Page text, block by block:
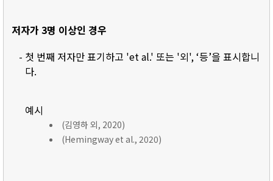
저자가 3명 이상인 경우
- 첫 번째 저자만 표기하고 'et al.' 또는 '외', ‘등’을 표시합니
다.
예시
(김영하 외, 2020)
(Hemingway et al., 2020)